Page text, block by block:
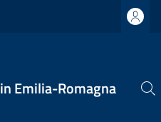
Emilia-Romagna